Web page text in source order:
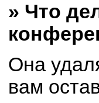
» Что
Она
вам